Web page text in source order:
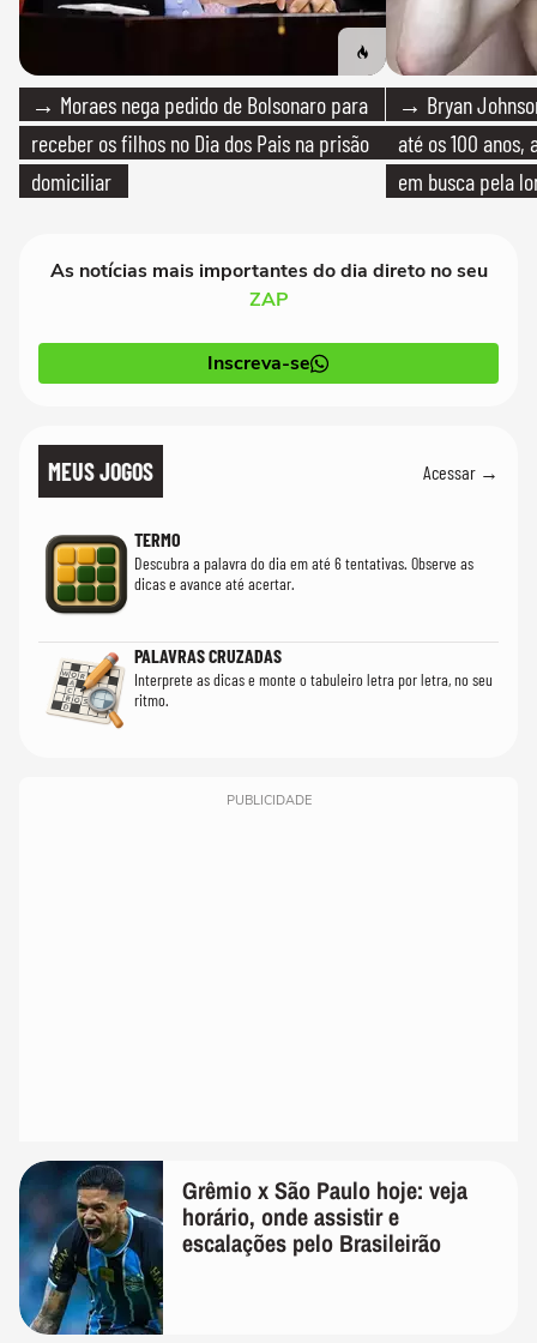
→ Moraes nega pedido de Bolsonaro para
receber os filhos no Dia dos Pais na prisão
domiciliar
→ Bryan
até os 100
em busca pela
As notícias mais importantes do dia direto no seu
ZAP
Inscreva-se
MEUS JOGOS Acessar →
TERMO
Descubra a palavra do dia em até 6 tentativas. Observe as
dicas e avance até acertar.
PALAVRAS CRUZADAS
Interprete as dicas e monte o tabuleiro letra por letra, no seu
ritmo.
PUBLICIDADE
Grêmio x São Paulo hoje: veja
horário, onde assistir e
escalações pelo Brasileirão